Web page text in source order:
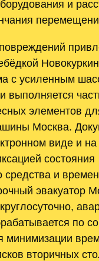
и
с усиленным
выполняется
элементов
Москва.
виде и
состояния
средства и
эвакуатор
по
минимизации
вторичных